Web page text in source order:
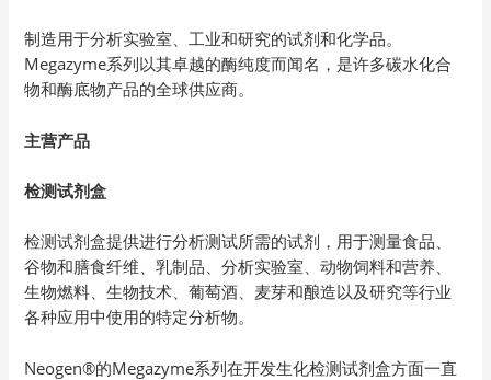
制造用于分析实验室、工业和研究的试剂和化学品。
Megazyme系列以其卓越的酶纯度而闻名，是许多碳水化合
物和酶底物产品的全球供应商。
主营产品
检测试剂盒
检测试剂盒提供进行分析测试所需的试剂，用于测量食品、
谷物和膳食纤维、乳制品、分析实验室、动物饲料和营养、
生物燃料、生物技术、葡萄酒、麦芽和酿造以及研究等行业
各种应用中使用的特定分析物。
Neogen®的Megazyme系列在开发生化检测试剂盒方面一直